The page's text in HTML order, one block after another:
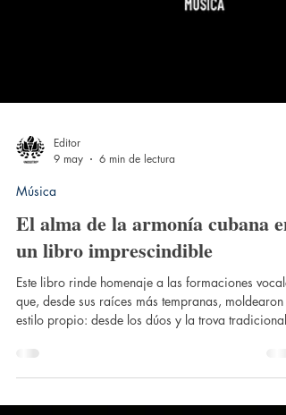
Editor
6 min de lectura
Música
El alma de la armonía cubana en
un libro imprescindible
que, desde sus raíces más tempranas, moldearon